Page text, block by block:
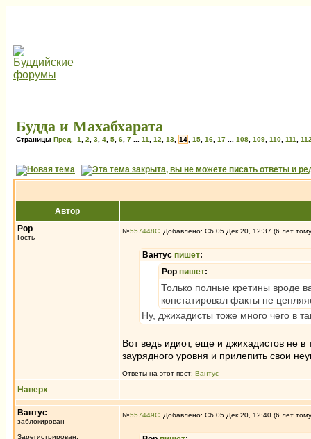
Будда и Махабхарата
Страницы Пред. 1 2 3 4 5 6 7 11 12 13 14 15 16 17 108 109 110 111
Автор
Pop
Гость
№557448 Добавлено: Сб 05 Дек 20, 12:37 (6 лет
Вантус пишет:
Pop пишет:
Только полные кретины вроде
констатировал факты не
Ну, джихадисты тоже много чего в
Вот ведь идиот, еще и джихадистов не
заурядного уровня и прилепить свои
Ответы на этот пост: Вантус
Наверх
Вантус
заблокирован
Зарегистрирован:
№557449 Добавлено: Сб 05 Дек 20, 12:40 (6 лет